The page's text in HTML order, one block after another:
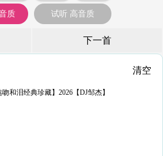
质 试听 高音质
下一首
清空
和泪经典珍藏】2026【DJ邹杰】